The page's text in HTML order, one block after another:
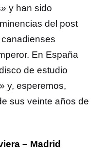
y han sido
del post
En España
de estudio
y, esperemos,
sus veinte años de
– Madrid